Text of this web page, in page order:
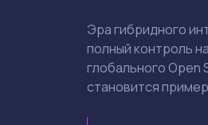
Эра гибридного
полный контроль
глобального
становится